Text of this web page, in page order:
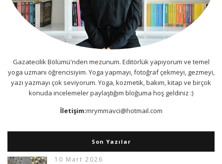
Gazatecilik Bölümü'nden mezunum. Editörlük yapıyorum ve temel
yoga uzmanı öğrencisiyim. Yoga yapmayı, fotoğraf çekmeyi, gezmeyi,
yazı yazmayı çok seviyorum. Yoga, kozmetik, bakım, kitap ve birçok
konuda incelemeler paylaştığım bloğuma hoş geldiniz :)
İletişim:mrymmavci@hotmail.com
Son Yazılar
10 Mart 2026